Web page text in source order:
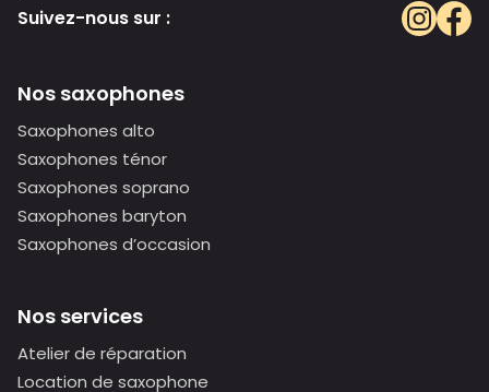
Suivez-nous sur :
Nos saxophones
Saxophones alto
Saxophones ténor
Saxophones soprano
Saxophones baryton
Saxophones d’occasion
Nos services
Atelier de réparation
Location de saxophone